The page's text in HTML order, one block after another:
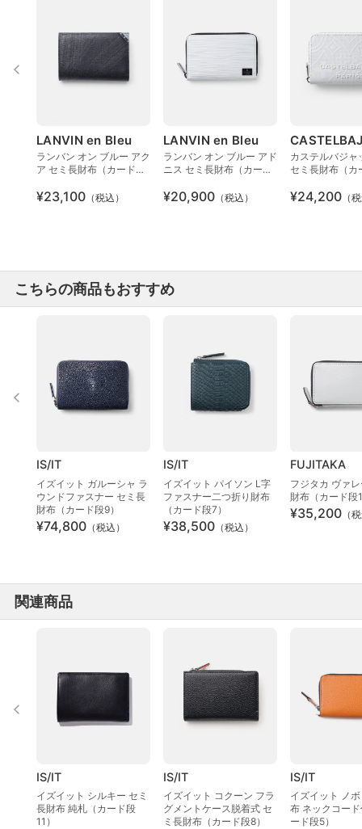
LANVIN en Bleu
ランバン オン ブルー アク
ア セミ長財布（カード段
¥23,100 （税込）
LANVIN en Bleu
ランバン オン ブルー アド
ニス セミ長財布（カード
¥20,900 （税込）
カステルバジャ
セミ長財布（カ
¥24,200 （
こちらの商品もおすすめ
IS/IT
イズイット ガルーシャ ラ
ウンドファスナー セミ長
財布（カード段9）
¥74,800 （税込）
IS/IT
イズイット パイソン L字
ファスナー二つ折り財布
（カード段7）
¥38,500 （税込）
FUJITAKA
フジタカ ヴァ
財布（カード段
¥35,200 （
関連商品
IS/IT
イズイット シルキー セミ
長財布 純札（カード段
11）
IS/IT
イズイット コクーン フラ
グメントケース脱着式 セ
ミ長財布（カード段8）
IS/IT
イズイット ノ
布 ネックコー
ード段5）